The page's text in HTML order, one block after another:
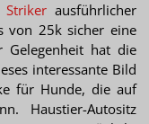
Strikerausführlicher
von 25k sicher eine
hat die
interessante Bild
für Hunde, die auf
Haustier-Autositz